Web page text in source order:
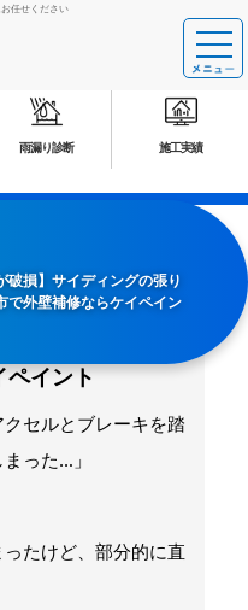
任せください
雨漏り診断 施工実績
破損】サイディングの張り
で外壁補修ならケイペイン
壁が破損】サイ
ペイント
クセルとブレーキを踏
った…」
ったけど、部分的に直